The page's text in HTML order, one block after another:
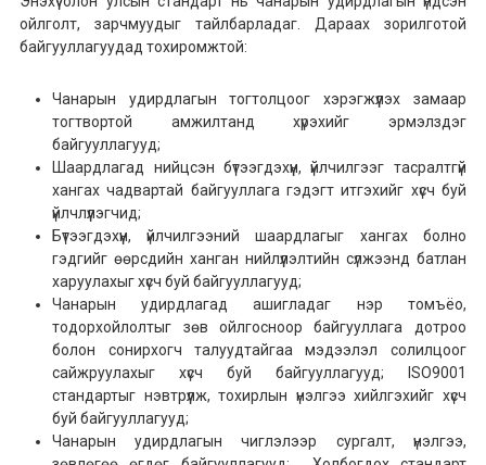
ойлголт, зарчмуудыг тайлбарладаг. Дараах зорилготой
байгууллагуудад тохиромжтой:
Чанарын удирдлагын тогтолцоог хэрэгжүүлэх замаар
тогтвортой амжилтанд хүрэхийг эрмэлздэг
байгууллагууд;
Шаардлагад нийцсэн бүтээгдэхүүн, үйлчилгээг тасралтгүй
хангах чадвартай байгууллага гэдэгт итгэхийг хүсч буй
үйлчлүүлэгчид;
Бүтээгдэхүүн, үйлчилгээний шаардлагыг хангах болно
гэдгийг өөрсдийн ханган нийлүүлэлтийн сүлжээнд батлан
харуулахыг хүсч буй байгууллагууд;
Чанарын удирдлагад ашигладаг нэр томъёо,
тодорхойлолтыг зөв ойлгосноор байгууллага дотроо
болон сонирхогч талуудтайгаа мэдээлэл солилцоог
сайжруулахыг хүсч буй байгууллагууд; ISO9001
стандартыг нэвтрүүлж, тохирлын үнэлгээ хийлгэхийг хүсч
буй байгууллагууд;
Чанарын удирдлагын чиглэлээр сургалт, үнэлгээ,